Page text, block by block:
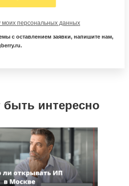
моих персональных данных
с оставлением заявки, напишите нам,
интересно